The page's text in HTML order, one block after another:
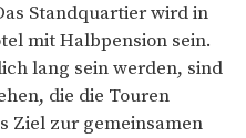
Standquartier wird in
mit Halbpension sein.
lang sein werden, sind
die die Touren
Ziel zur gemeinsamen